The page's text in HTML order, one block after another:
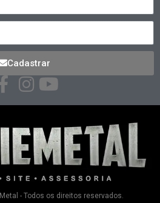
Cadastrar
- Todos os direitos reservados.